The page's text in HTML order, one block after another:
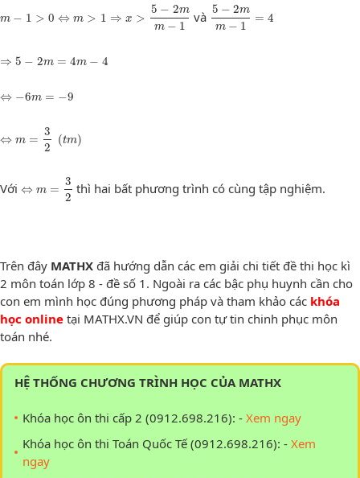
m − 1 > 0 ⇔ m > 1 ⇒ x >
5 − 2m
m − 1
−1 và 5 − 2m
m − 1
= 4
5−2mm
⇒ 5 − 2m = 4m − 4
5−
⇔ −6m = −9
⇔ m =
3
2
(tm)
( m
Với ⇔ m =
3
2
thì hai bất phương trình có cùng tập nghiệm.
Trên đây MATHX đã hướng dẫn các em giải chi tiết đề thi học kì
2 môn toán lớp 8 - đề số 1. Ngoài ra các bậc phụ huynh cần cho
con em mình học đúng phương pháp và tham khảo các khóa
học online tại MATHX.VN để giúp con tự tin chinh phục môn
toán nhé.
HỆ THỐNG CHƯƠNG TRÌNH HỌC CỦA MATHX
Khóa học ôn thi cấp 2 (0912.698.216): - Xem ngay
Khóa học ôn thi Toán Quốc Tế (0912.698.216): - Xem
ngay